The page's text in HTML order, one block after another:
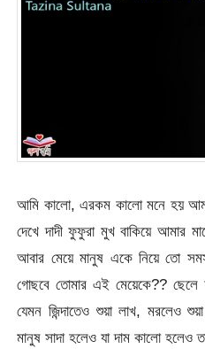
আমি কালো, এরকম কালো মনে হয়
দেখে দাদী ফুফুরা মুখ বাকিয়ে
আবার মেয়ে মানুষ একে নিয়ে তো
গোছবে তোমার এই মেয়েকে??
যেমন জিন্দাতেও শুয়া লাখ, মরলেও
মানুষ সাদা হলেও যা দাম কালো হলেও